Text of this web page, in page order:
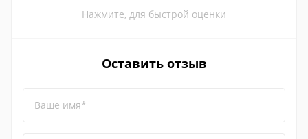
Нажмите, для быстрой оценки
Оставить отзыв
Ваше имя*